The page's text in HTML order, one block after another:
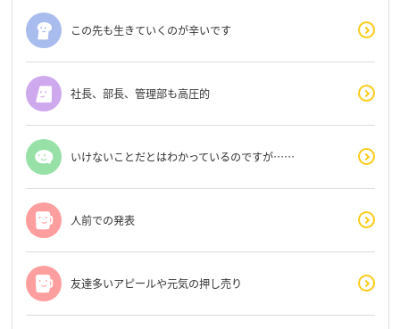
この先も生きていくのが辛いです
社長、部長、管理部も高圧的
いけないことだとはわかっているのですが……
人前での発表
友達多いアピールや元気の押し売り